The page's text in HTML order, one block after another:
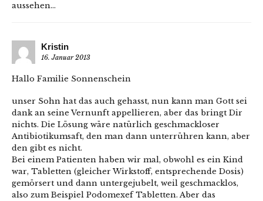
aussehen…
Kristin
16. Januar 2013
Hallo Familie Sonnenschein
unser Sohn hat das auch gehasst, nun kann man Gott sei
dank an seine Vernunft appellieren, aber das bringt Dir
nichts. Die Lösung wäre natürlich geschmackloser
Antibiotikumsaft, den man dann unterrühren kann, aber
den gibt es nicht.
Bei einem Patienten haben wir mal, obwohl es ein Kind
war, Tabletten (gleicher Wirkstoff, entsprechende Dosis)
gemörsert und dann untergejubelt, weil geschmacklos,
also zum Beispiel Podomexef Tabletten. Aber das